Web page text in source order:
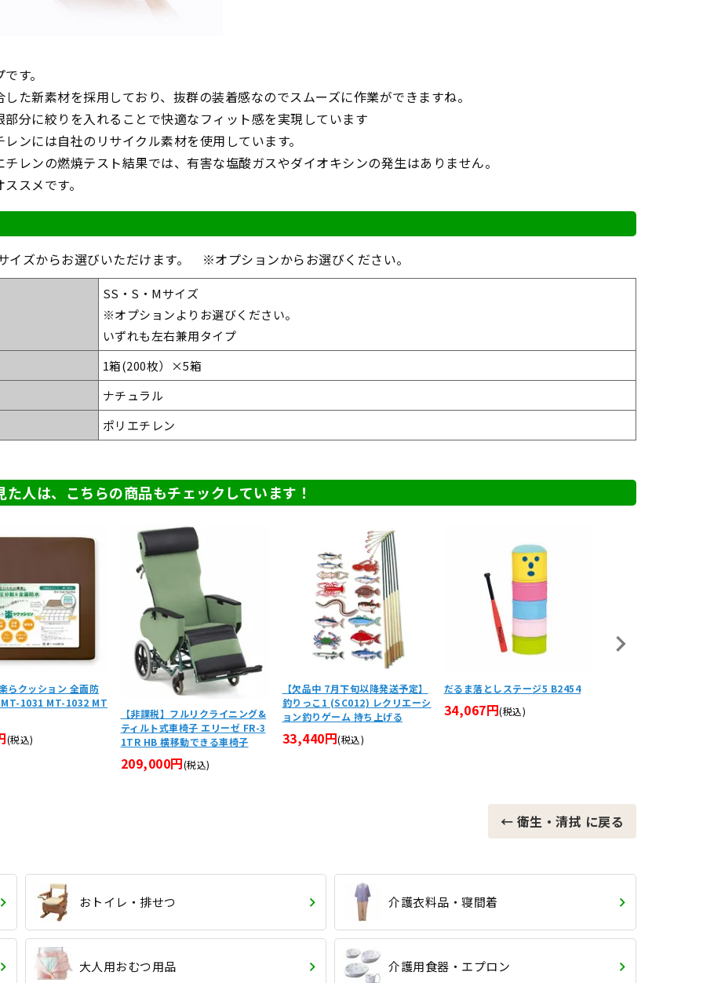
す。
た新素材を採用しており、抜群の装着感なのでスムーズに作業ができますね。
部分に絞りを入れることで快適なフィット感を実現しています
ンには自社のリサイクル素材を使用しています。
レンの燃焼テスト結果では、有害な塩酸ガスやダイオキシンの発生はありません。
スメです。
イズからお選びいただけます。 ※オプションからお選びください。
SS・S・Mサイズ
※オプションよりお選びください。
いずれも左右兼用タイプ
1箱(200枚）×5箱
ナチュラル
ポリエチレン
た人は、こちらの商品もチェックしています！
らクッション 全面防
MT-1031 MT-1032 MT
(税込)
【非課税】フルリクライニング&
ティルト式車椅子 エリーゼ FR-3
1TR HB 横移動できる車椅子
209,000円(税込)
【欠品中 7月下旬以降発送予定】
釣りっこ1 (SC012) レクリエーシ
ョン釣りゲーム 持ち上げる
33,440円(税込)
だるま落としステージ5 B2454
34,067円(税込)
← 衛生・清拭 に戻る
おトイレ・排せつ 介護衣料品・寝間着
大人用おむつ用品 介護用食器・エプロン